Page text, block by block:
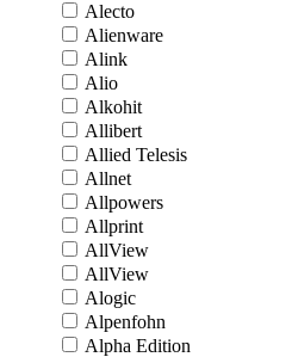
Alecto
Alienware
Alink
Alio
Alkohit
Allibert
Allied Telesis
Allnet
Allpowers
Allprint
AllView
AllView
Alogic
Alpenfohn
Alpha Edition